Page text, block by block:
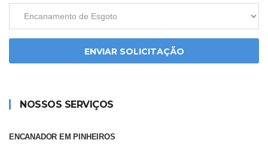
ENVIAR SOLICITAÇÃO
NOSSOS SERVIÇOS
ENCANADOR EM PINHEIROS